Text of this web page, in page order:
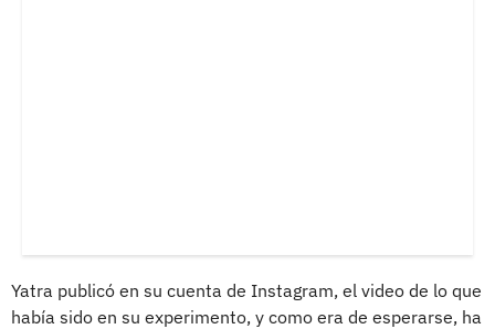
Yatra publicó en su cuenta de Instagram, el video de lo que
había sido en su experimento, y como era de esperarse, ha